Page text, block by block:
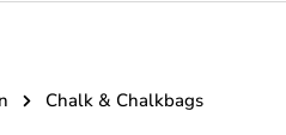
Chalk & Chalkbags